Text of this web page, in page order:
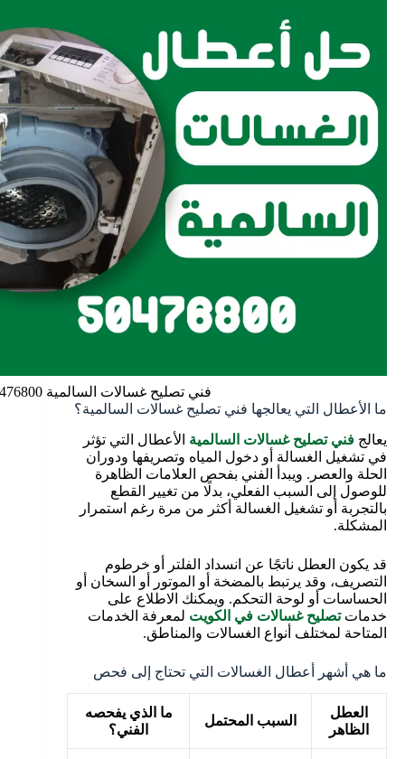
فني تصليح غسالات السالمية 50476800
ما الأعطال التي يعالجها فني تصليح غسالات السالمية؟
يعالج فني تصليح غسالات السالمية الأعطال التي تؤثر
في تشغيل الغسالة أو دخول المياه وتصريفها ودوران
الحلة والعصر. ويبدأ الفني بفحص العلامات الظاهرة
للوصول إلى السبب الفعلي، بدلًا من تغيير القطع
بالتجربة أو تشغيل الغسالة أكثر من مرة رغم استمرار
المشكلة.
قد يكون العطل ناتجًا عن انسداد الفلتر أو خرطوم
التصريف، وقد يرتبط بالمضخة أو الموتور أو السخان أو
الحساسات أو لوحة التحكم. ويمكنك الاطلاع على
خدماتتصليح غسالات في الكويت لمعرفة الخدمات
المتاحة لمختلف أنواع الغسالات والمناطق.
ما هي أشهر أعطال الغسالات التي تحتاج إلى فحص
العطل
الظاهر
السبب المحتمل
ما الذي يفحصه
الفني؟